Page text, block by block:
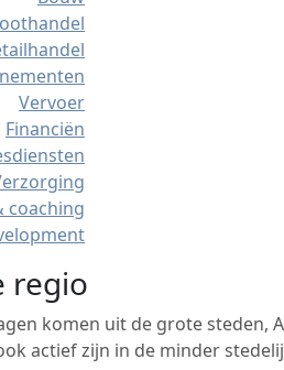
Vervoer
Financiën
coaching
regio
komen uit de grote steden,
actief zijn in de minder